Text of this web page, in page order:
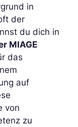
in
der
du dich in
MIAGE
das
auf
von
zu